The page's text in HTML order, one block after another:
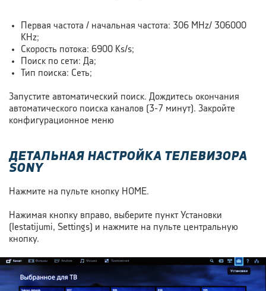
Первая частота / начальная частота: 306 MHz/ 306000
KHz;
Скорость потока: 6900 Ks/s;
Поиск по сети: Да;
Тип поиска: Сеть;
Запустите автоматический поиск. Дождитесь окончания
автоматического поиска каналов (3-7 минут). Закройте
конфигурационное меню
ДЕТАЛЬНАЯ НАСТРОЙКА ТЕЛЕВИЗОРА
SONY
Нажмите на пульте кнопку HOME.
Нажимая кнопку вправо, выберите пункт Установки
(Iestatijumi, Settings) и нажмите на пульте центральную
кнопку.